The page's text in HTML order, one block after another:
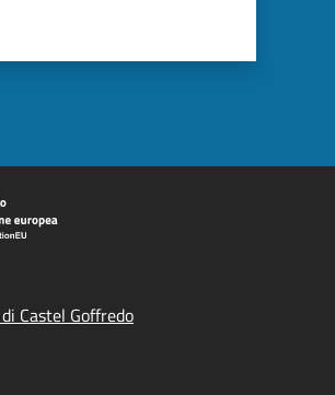
Castel Goffredo